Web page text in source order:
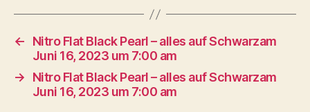
←
Nitro Flat Black Pearl – alles auf Schwarzam
Juni 16, 2023 um 7:00 am
→
Nitro Flat Black Pearl – alles auf Schwarzam
Juni 16, 2023 um 7:00 am